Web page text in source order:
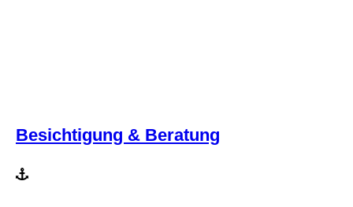
Besichtigung & Beratung